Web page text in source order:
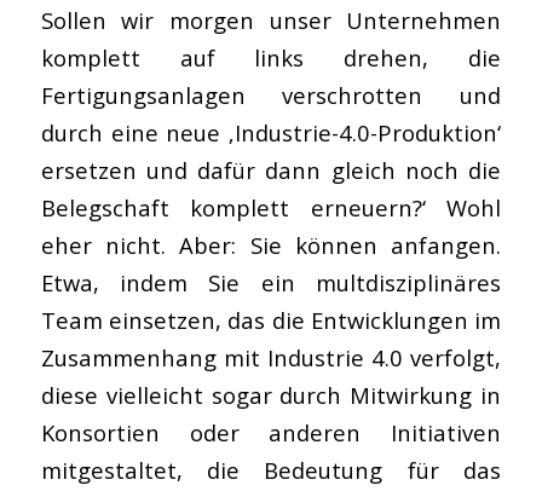
Sollen wir morgen unser Unternehmen
komplett auf links drehen, die
Fertigungsanlagen verschrotten und
durch eine neue ‚Industrie-4.0-Produktion‘
ersetzen und dafür dann gleich noch die
Belegschaft komplett erneuern?‘ Wohl
eher nicht. Aber: Sie können anfangen.
Etwa, indem Sie ein multdisziplinäres
Team einsetzen, das die Entwicklungen im
Zusammenhang mit Industrie 4.0 verfolgt,
diese vielleicht sogar durch Mitwirkung in
Konsortien oder anderen Initiativen
mitgestaltet, die Bedeutung für das